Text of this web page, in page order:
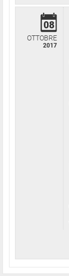
08
OTTOBRE
2017